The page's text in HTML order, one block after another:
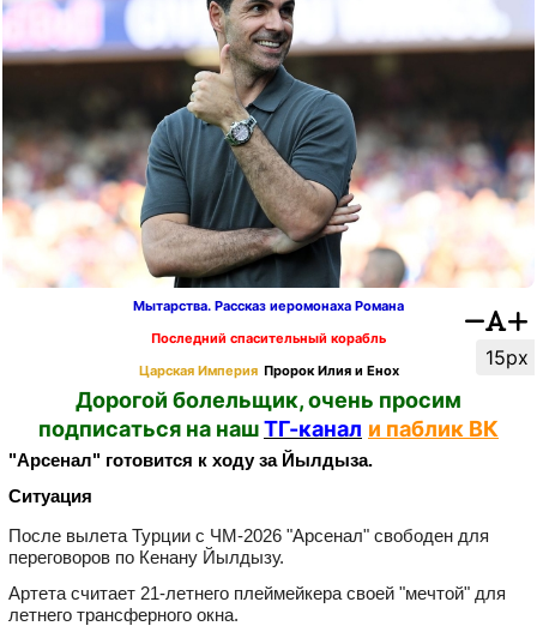
15px
Мытарства. Рассказ иеромонаха Романа
Последний спасительный корабль
Царская Империя Пророк Илия и Енох
Дорогой болельщик, очень просим
подписаться на нашТГ-канал и паблик ВК
"Арсенал" готовится к ходу за Йылдыза.
Ситуация
После вылета Турции с ЧМ‑2026 "Арсенал" свободен для
переговоров по Кенану Йылдызу.
Артета считает 21‑летнего плеймейкера своей "мечтой" для
летнего трансферного окна.